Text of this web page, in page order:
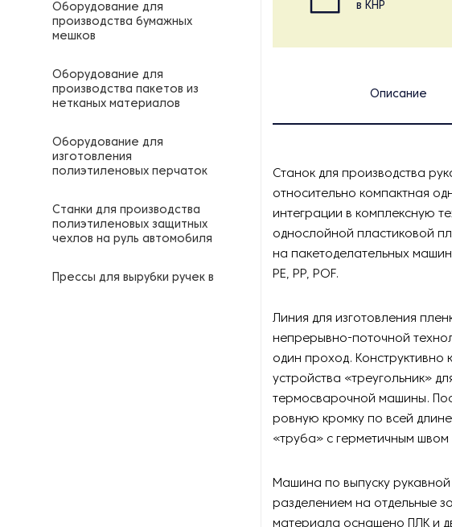
Оборудование для
производства бумажных
мешков
Оборудование для
производства пакетов из
нетканых материалов
Оборудование для
изготовления
полиэтиленовых перчаток
Станки для производства
полиэтиленовых защитных
чехлов на руль автомобиля
Прессы для вырубки ручек в
в КНР
Описание
Станок для производства
относительно компактная
интеграции в комплексную
однослойной пластиковой
на пакетоделательных
PE, PP, POF.
Линия для изготовления
непрерывно-поточной
один проход. Конструктивно
устройства «треугольник»
термосварочной машины.
ровную кромку по всей
«труба» с герметичным
Машина по выпуску
разделением на отдельные
материала оснащено ПЛК и